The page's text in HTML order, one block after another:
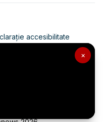
×
accesibilitate
de confidențialitate